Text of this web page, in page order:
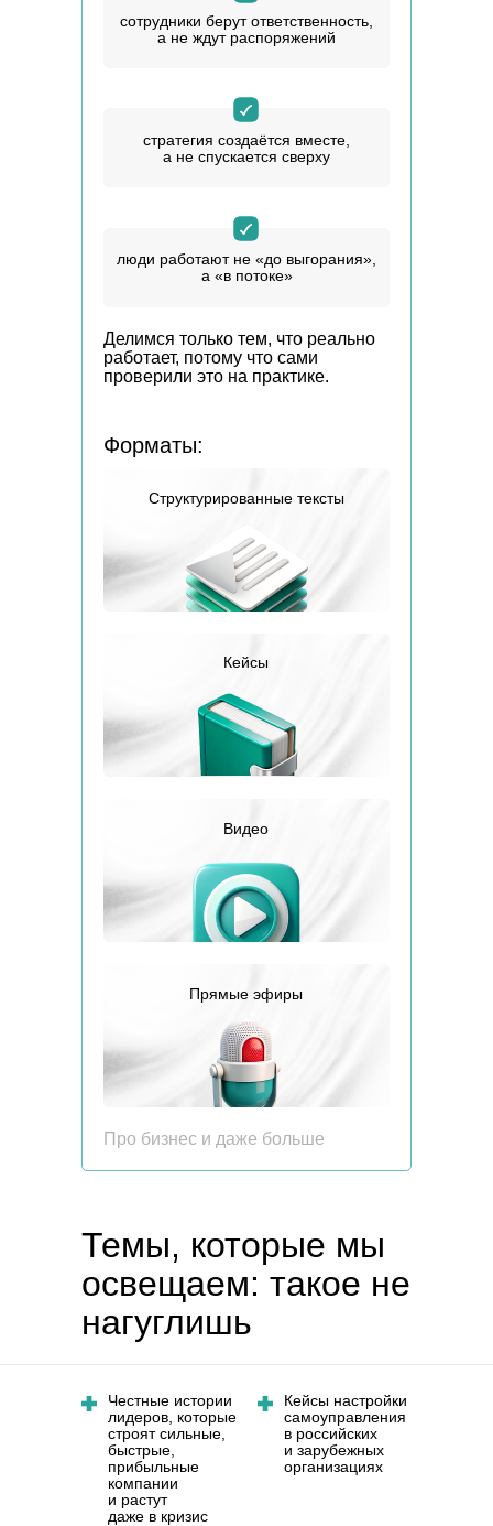
Делимся только тем, что реально
работает, потому что сами
проверили это на практике.
Про бизнес и даже больше
сотрудники берут ответственность,
а не ждут распоряжений
стратегия создаётся вместе,
а не спускается сверху
люди работают не «до выгорания»,
а «в потоке»
Cтруктурированные тексты
Кейсы
Видео
Прямые эфиры
Форматы:
Темы, которые мы
освещаем: такое не
нагуглишь
Честные истории
лидеров, которые
строят сильные,
быстрые,
прибыльные
компании
и растут
даже в кризис
Кейсы настройки
самоуправления
в российских
и зарубежных
организациях